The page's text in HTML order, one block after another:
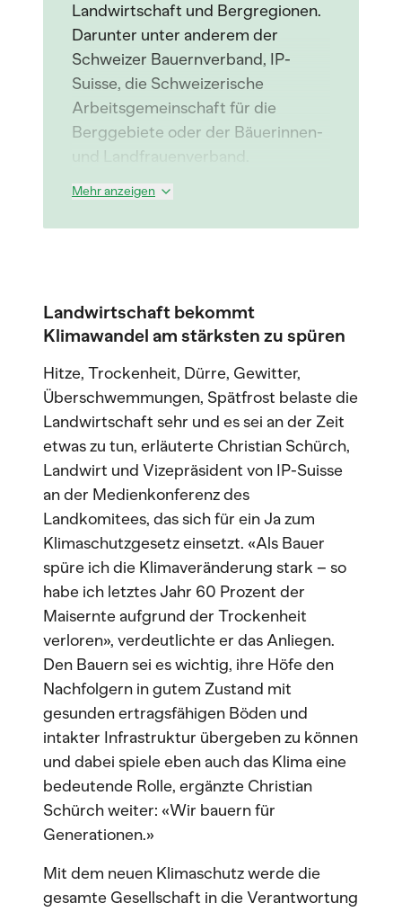
Landwirtschaft und Bergregionen.
Darunter unter anderem der
Schweizer Bauernverband, IP-
Suisse, die Schweizerische
Arbeitsgemeinschaft für die
Berggebiete oder der Bäuerinnen-
und Landfrauenverband.
Mehr anzeigen
Landwirtschaft bekommt
Klimawandel am stärksten zu spüren
Hitze, Trockenheit, Dürre, Gewitter,
Überschwemmungen, Spätfrost belaste die
Landwirtschaft sehr und es sei an der Zeit
etwas zu tun, erläuterte Christian Schürch,
Landwirt und Vizepräsident von IP-Suisse
an der Medienkonferenz des
Landkomitees, das sich für ein Ja zum
Klimaschutzgesetz einsetzt. «Als Bauer
spüre ich die Klimaveränderung stark – so
habe ich letztes Jahr 60 Prozent der
Maisernte aufgrund der Trockenheit
verloren», verdeutlichte er das Anliegen.
Den Bauern sei es wichtig, ihre Höfe den
Nachfolgern in gutem Zustand mit
gesunden ertragsfähigen Böden und
intakter Infrastruktur übergeben zu können
und dabei spiele eben auch das Klima eine
bedeutende Rolle, ergänzte Christian
Schürch weiter: «Wir bauern für
Generationen.»
Mit dem neuen Klimaschutz werde die
gesamte Gesellschaft in die Verantwortung